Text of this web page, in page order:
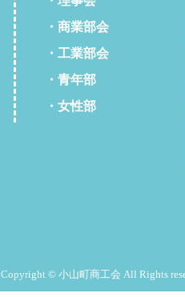
・商業部会
・工業部会
・青年部
・女性部
Copyright © 小山町商工会 All Rights